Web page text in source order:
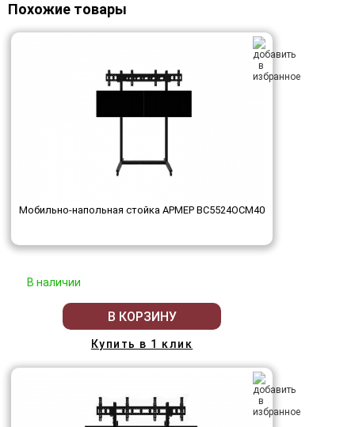
Похожие товары
Мобильно-напольная стойка АРМЕР ВС5524ОСМ40
В наличии
В КОРЗИНУ
Купить в 1 клик